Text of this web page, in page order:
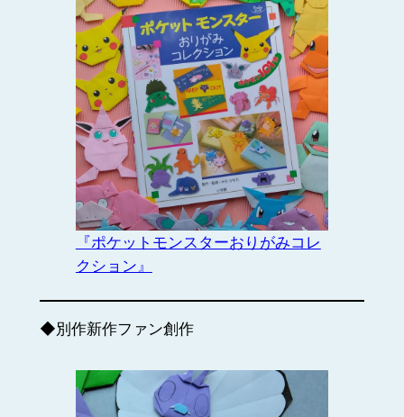
『ポケットモンスターおりがみコレ
クション』
◆別作新作ファン創作